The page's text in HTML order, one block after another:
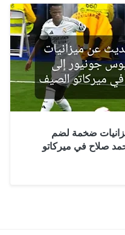
ضخمة لضم
صلاح في ميركاتو